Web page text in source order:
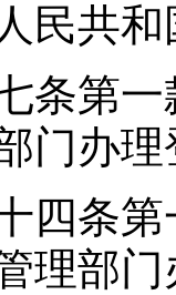
民共
第一
门办理
条第
理部门